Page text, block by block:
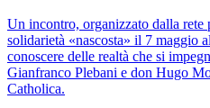
Un incontro, organizzato dalla rete
solidarietà «nascosta» il 7 maggio
conoscere delle realtà che si
Gianfranco Plebani e don Hugo
Catholica.